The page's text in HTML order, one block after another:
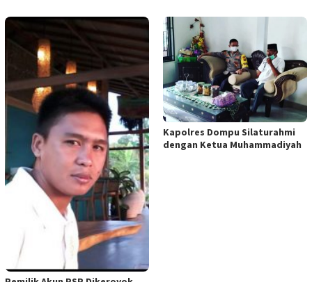
Kapolres Dompu Silaturahmi
dengan Ketua Muhammadiyah